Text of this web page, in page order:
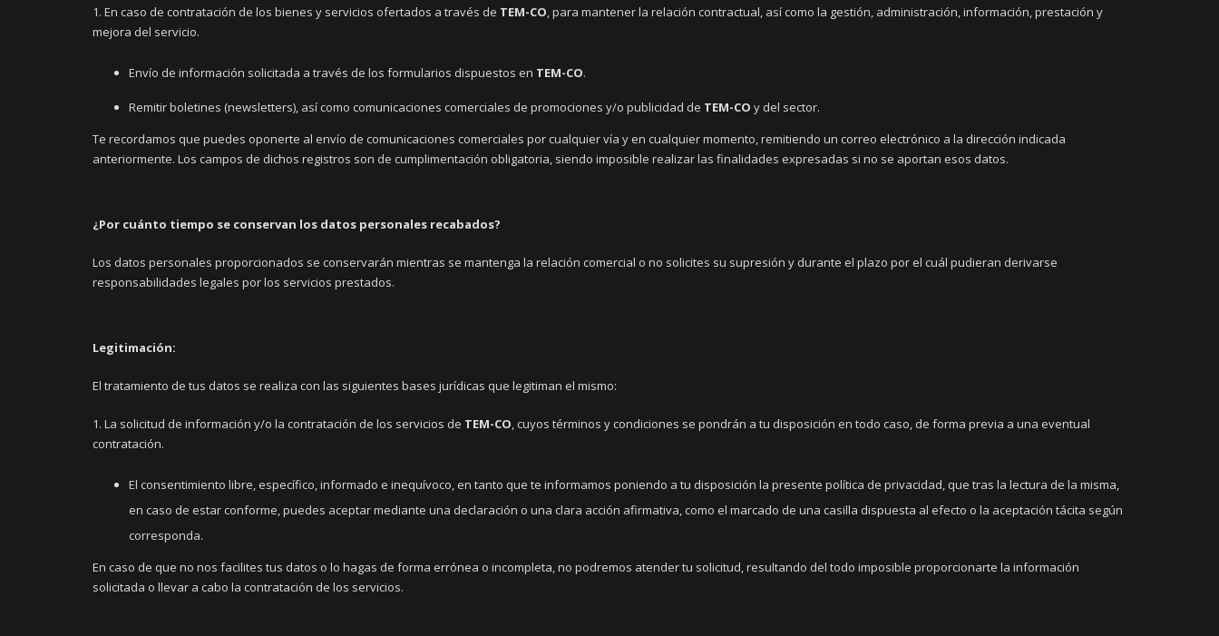
1. En caso de contratación de los bienes y servicios ofertados a través de TEM-CO, para mantener la relación contractual, así como la gestión, administración, información, prestación y
mejora del servicio.
Envío de información solicitada a través de los formularios dispuestos en TEM-CO.
Remitir boletines (newsletters), así como comunicaciones comerciales de promociones y/o publicidad de TEM-CO y del sector.
Te recordamos que puedes oponerte al envío de comunicaciones comerciales por cualquier vía y en cualquier momento, remitiendo un correo electrónico a la dirección indicada
anteriormente. Los campos de dichos registros son de cumplimentación obligatoria, siendo imposible realizar las finalidades expresadas si no se aportan esos datos.
¿Por cuánto tiempo se conservan los datos personales recabados?
Los datos personales proporcionados se conservarán mientras se mantenga la relación comercial o no solicites su supresión y durante el plazo por el cuál pudieran derivarse
responsabilidades legales por los servicios prestados.
Legitimación:
El tratamiento de tus datos se realiza con las siguientes bases jurídicas que legitiman el mismo:
1. La solicitud de información y/o la contratación de los servicios de TEM-CO, cuyos términos y condiciones se pondrán a tu disposición en todo caso, de forma previa a una eventual
contratación.
El consentimiento libre, específico, informado e inequívoco, en tanto que te informamos poniendo a tu disposición la presente política de privacidad, que tras la lectura de la misma,
en caso de estar conforme, puedes aceptar mediante una declaración o una clara acción afirmativa, como el marcado de una casilla dispuesta al efecto o la aceptación tácita según
corresponda.
En caso de que no nos facilites tus datos o lo hagas de forma errónea o incompleta, no podremos atender tu solicitud, resultando del todo imposible proporcionarte la información
solicitada o llevar a cabo la contratación de los servicios.